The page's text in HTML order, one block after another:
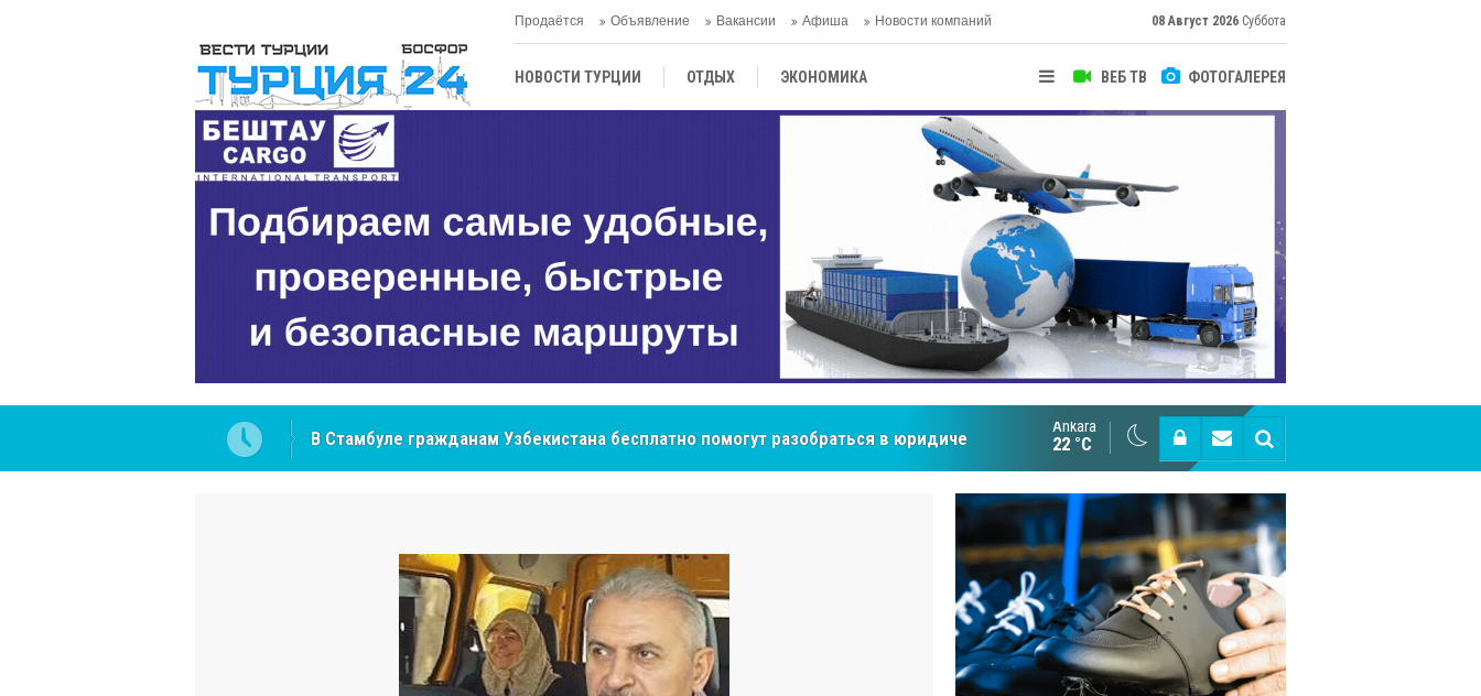
Продаётся Объявление Вакансии Афиша Новости компаний 08 Август 2026 Суббота
ВЕБ ТВ ФОТОГАЛЕРЕЯ
НОВОСТИ ТУРЦИИ ОТДЫХ ЭКОНОМИКА
ЦЕНТРАЛЬНАЯ АЗИЯ
В Стамбуле гражданам Узбекистана бесплатно помогут разобраться в юридических
NCS Jeans: турецкий бренд, покоривший сердца покупателей Центральной Азии
Cottonhill покоряет мировые рынки
Ankara
22 °C